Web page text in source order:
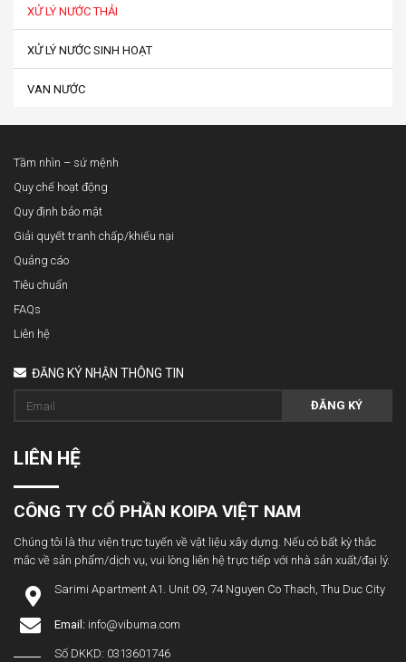
XỬ LÝ NƯỚC THẢI
XỬ LÝ NƯỚC SINH HOẠT
VAN NƯỚC
Tầm nhìn – sứ mệnh
Quy chế hoạt động
Quy định bảo mật
Giải quyết tranh chấp/khiếu nại
Quảng cáo
Tiêu chuẩn
FAQs
Liên hệ
ĐĂNG KÝ NHẬN THÔNG TIN
ĐĂNG KÝ
LIÊN HỆ
CÔNG TY CỔ PHẦN KOIPA VIỆT NAM
Chúng tôi là thư viện trực tuyến về vật liệu xây dựng. Nếu có bất kỳ thắc
mắc về sản phẩm/dịch vụ, vui lòng liên hệ trực tiếp với nhà sản xuất/đại lý.
Sarimi Apartment A1. Unit 09, 74 Nguyen Co Thach, Thu Duc City
Email: info@vibuma.com
Số DKKD: 0313601746